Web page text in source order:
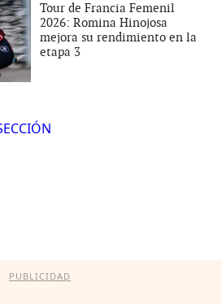
Tour de Francia Femenil
2026: Romina Hinojosa
mejora su rendimiento en la
etapa 3
PUBLICIDAD